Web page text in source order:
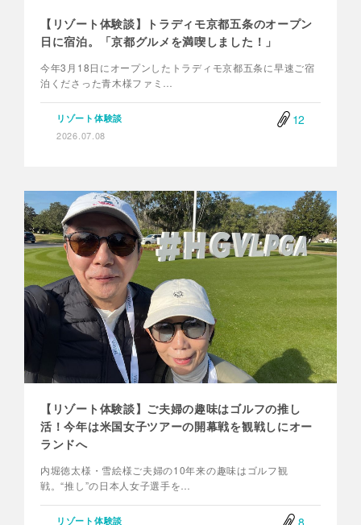
【リゾート体験談】トラディモ京都五条のオープン
日に宿泊。「京都グルメを満喫しました！」
今年3月18日にオープンしたトラディモ京都五条に早速ご宿
泊くださった青木様ファミ…
リゾート体験談
2026.07.08
12
【リゾート体験談】ご夫婦の趣味はゴルフの推し
活！今年は米国女子ツアーの開幕戦を観戦しにオー
ランドへ
内堀徳太様・雪絵様ご夫婦の10年来の趣味はゴルフ観
戦。“推し”の日本人女子選手を…
リゾート体験談